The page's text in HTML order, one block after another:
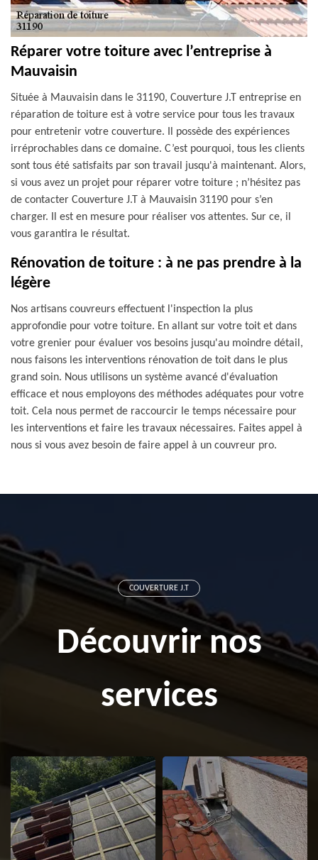
Réparer votre toiture avec l’entreprise à
Mauvaisin
Située à Mauvaisin dans le 31190, Couverture J.T entreprise en
réparation de toiture est à votre service pour tous les travaux
pour entretenir votre couverture. Il possède des expériences
irréprochables dans ce domaine. C’est pourquoi, tous les clients
sont tous été satisfaits par son travail jusqu'à maintenant. Alors,
si vous avez un projet pour réparer votre toiture ; n’hésitez pas
de contacter Couverture J.T à Mauvaisin 31190 pour s’en
charger. Il est en mesure pour réaliser vos attentes. Sur ce, il
vous garantira le résultat.
Rénovation de toiture : à ne pas prendre à la
légère
Nos artisans couvreurs effectuent l'inspection la plus
approfondie pour votre toiture. En allant sur votre toit et dans
votre grenier pour évaluer vos besoins jusqu'au moindre détail,
nous faisons les interventions rénovation de toit dans le plus
grand soin. Nous utilisons un système avancé d'évaluation
efficace et nous employons des méthodes adéquates pour votre
toit. Cela nous permet de raccourcir le temps nécessaire pour
les interventions et faire les travaux nécessaires. Faites appel à
nous si vous avez besoin de faire appel à un couvreur pro.
COUVERTURE J.T
Découvrir nos
services